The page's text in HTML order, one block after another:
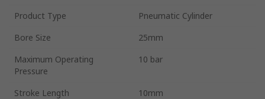
Product Type
Pneumatic Cylinder
Bore Size
25mm
Maximum Operating
Pressure
10 bar
Stroke Length
10mm